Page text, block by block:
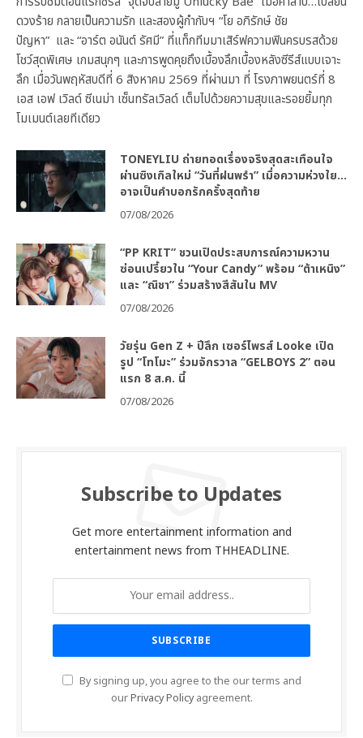
ดวงร้าย กลายเป็นความรัก และสองผู้กำกับฯ “โย อภิรักษ์ ชัย
ปัญหา” และ “อาร์ต อนันต์ รัศมี” ที่แท็กทีมมาเสิร์ฟความฟินครบรสด้วย
โชว์สุดพิเศษ เกมสนุกๆ และการพูดคุยถึงเบื้องลึกเบื้องหลังซีรีส์แบบเจาะ
ลึก เมื่อวันพฤหัสบดีที่ 6 สิงหาคม 2569 ที่ผ่านมา ที่ โรงภาพยนตร์ที่ 8
เอส เอฟ เวิลด์ ซีเนม่า เซ็นทรัลเวิลด์ เต็มไปด้วยความสุขและรอยยิ้มทุก
โมเมนต์เลยทีเดียว
TONEYLIU ถ่ายทอดเรื่องจริงสุดสะเทือนใจ
ผ่านซิงเกิลใหม่ “วันที่ฝนพรำ” เมื่อความห่วงใย…
อาจเป็นคำบอกรักครั้งสุดท้าย
07/08/2026
“PP KRIT” ชวนเปิดประสบการณ์ความหวาน
ซ่อนเปรี้ยวใน “Your Candy” พร้อม “ต้าเหนิง”
และ “ณิชา” ร่วมสร้างสีสันใน MV
07/08/2026
วัยรุ่น Gen Z + ปีลึก เซอร์ไพรส์ Looke เปิด
รูป “โทโมะ” ร่วมจักรวาล “GELBOYS 2” ตอน
แรก 8 ส.ค. นี้
07/08/2026
Subscribe to Updates
Get more entertainment information and
entertainment news from THHEADLINE.
By signing up, you agree to the our terms and
ourPrivacy Policyagreement.